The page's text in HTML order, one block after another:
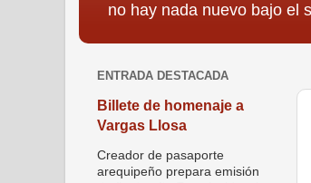
no hay nada nuevo bajo el
ENTRADA DESTACADA
Billete de homenaje a
Vargas Llosa
Creador de pasaporte
arequipeño prepara emisión